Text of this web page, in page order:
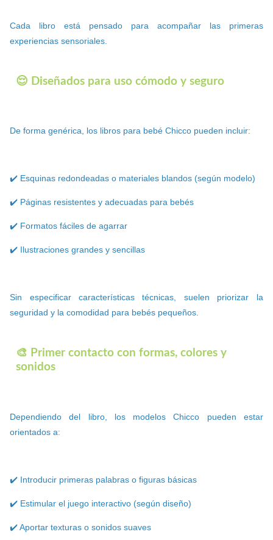
Cada libro está pensado para acompañar las primeras
experiencias sensoriales.
😌 Diseñados para uso cómodo y seguro
De forma genérica, los libros para bebé Chicco pueden incluir:
✔️ Esquinas redondeadas o materiales blandos (según modelo)
✔️ Páginas resistentes y adecuadas para bebés
✔️ Formatos fáciles de agarrar
✔️ Ilustraciones grandes y sencillas
Sin especificar características técnicas, suelen priorizar la
seguridad y la comodidad para bebés pequeños.
🎨 Primer contacto con formas, colores y
sonidos
Dependiendo del libro, los modelos Chicco pueden estar
orientados a:
✔️ Introducir primeras palabras o figuras básicas
✔️ Estimular el juego interactivo (según diseño)
✔️ Aportar texturas o sonidos suaves